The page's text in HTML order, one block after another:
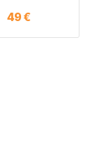
49€